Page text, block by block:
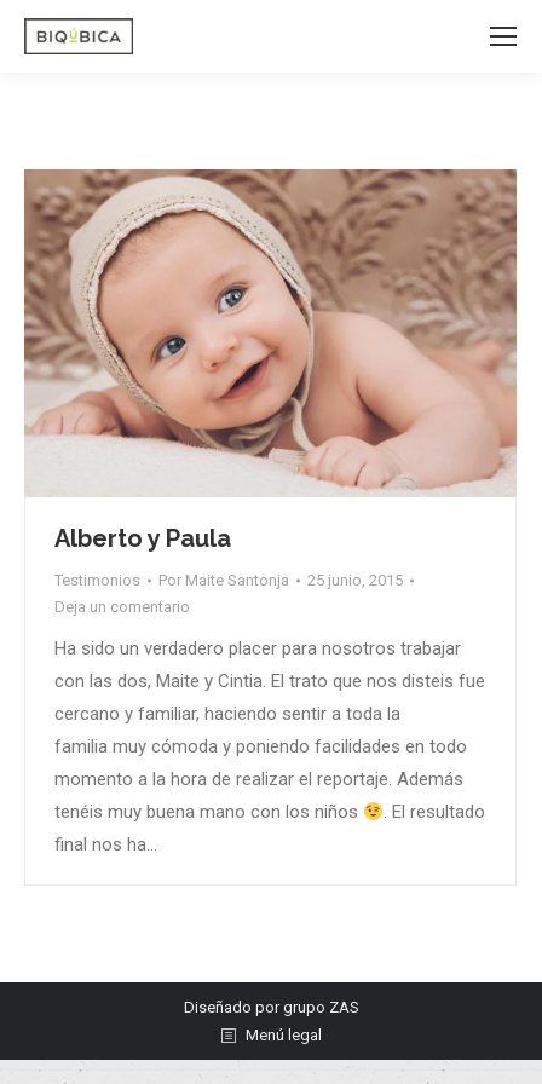
Alberto y Paula
Testimonios Por Maite Santonja
25 junio, 2015
Deja un comentario
Ha sido un verdadero placer para nosotros trabajar
con las dos, Maite y Cintia. El trato que nos disteis fue
cercano y familiar, haciendo sentir a toda la
familia muy cómoda y poniendo facilidades en todo
momento a la hora de realizar el reportaje. Además
tenéis muy buena mano con los niños
. El resultado
final nos ha…
Diseñado porgrupo ZAS
Menú legal